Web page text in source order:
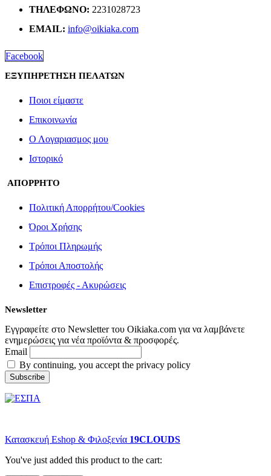
ΤΗΛΈΦΩΝΟ: 2231028723
EMAIL: info@oikiaka.com
Facebook
ΕΞΥΠΗΡΕΤΗΣΗ ΠΕΛΑΤΩΝ
Ποιοι είμαστε
Επικοινωνία
Ο Λογαριασμος μου
Ιστορικό
ΑΠΟΡΡΗΤΟ
Πολιτική Απορρήτου/Cookies
Όροι Χρήσης
Τρόποι Πληρωμής
Τρόποι Αποστολής
Επιστροφές - Ακυρώσεις
Newsletter
Εγγραφείτε στο Newsletter του Oikiaka.com για να λαμβάνετε
ενημερώσεις για νέα προϊόντα & προσφορές.
Email
By continuing, you accept the privacy policy
Κατασκευή Eshop & Φιλοξενία 19CLOUDS
You've just added this product to the cart: